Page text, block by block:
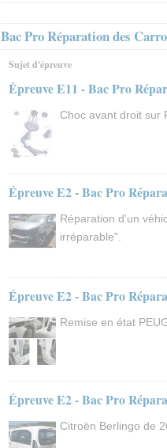
Bac Pro Réparation des
Sujet d'épreuve
Épreuve E11 - Bac Pro
Choc avant droit sur
Épreuve E2 - Bac Pro
Réparation d'un
irréparable".
Épreuve E2 - Bac Pro
Remise en état
Épreuve E2 - Bac Pro
Citroën Berlingo de